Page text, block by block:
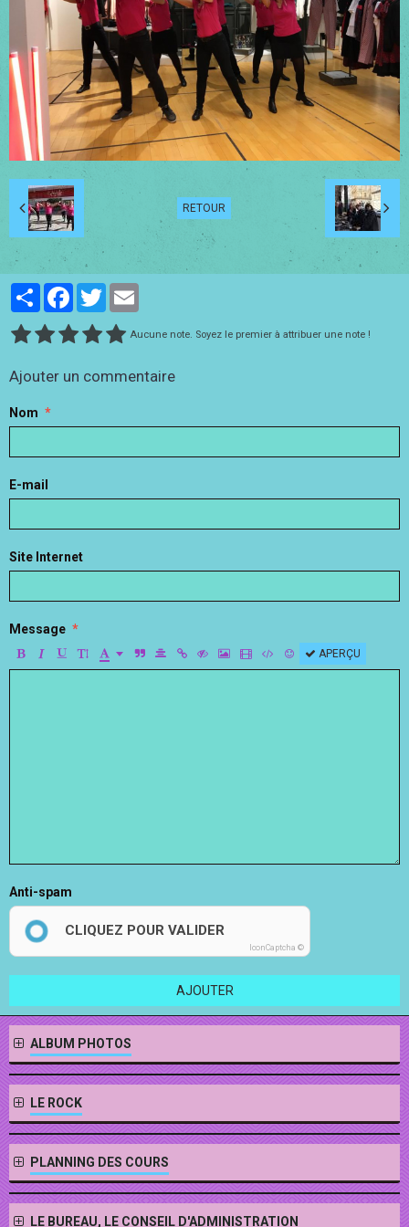
RETOUR
PartagerFacebookTwitter
Aucune note. Soyez le premier à attribuer une note !
Ajouter un commentaire
Nom
E-mail
Site Internet
Message
APERÇU
Anti-spam
CLIQUEZ POUR VALIDER
IconCaptcha ©
AJOUTER
ALBUM PHOTOS
LE ROCK
PLANNING DES COURS
LE BUREAU, LE CONSEIL D'ADMINISTRATION